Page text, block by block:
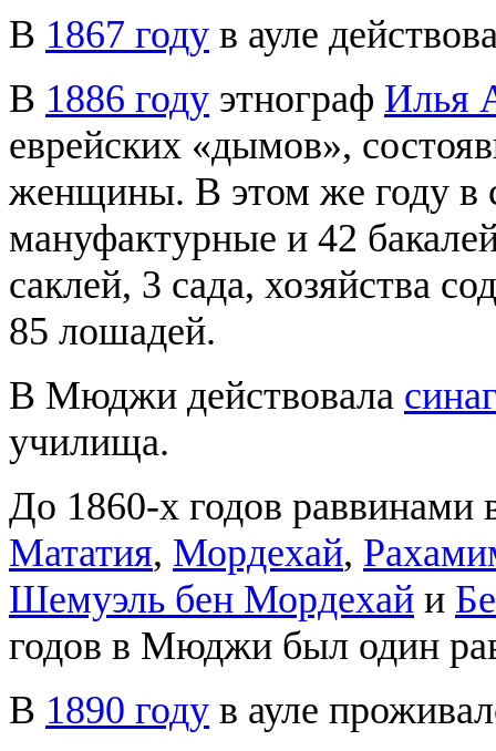
В 1867 году в ауле
В 1886 году этнограф Илья
еврейских «дымов»,
женщины. В этом же году в
мануфактурные и 42
саклей, 3 сада, хозяйства
85 лошадей.
В Мюджи действовала
училища.
До 1860-х годов
Мататия, Мордехай,
Шемуэль бен Мордехай и
годов в Мюджи был один
В 1890 году в ауле